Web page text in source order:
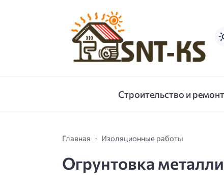
Строительство и ремонт
Главная Изоляционные работы
Огрунтовка